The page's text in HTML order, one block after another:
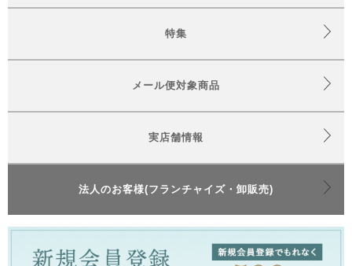
特集
メール便対象商品
実店舗情報
法人のお客様(フランチャイズ・卸販売)